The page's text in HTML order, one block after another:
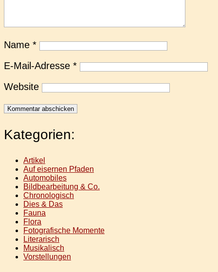
Name *
E-Mail-Adresse *
Website
Kategorien:
Artikel
Auf eisernen Pfaden
Automobiles
Bildbearbeitung & Co.
Chronologisch
Dies & Das
Fauna
Flora
Fotografische Momente
Literarisch
Musikalisch
Vorstellungen